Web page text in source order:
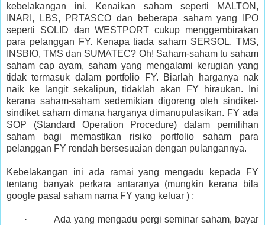
kebelakangan ini. Kenaikan saham seperti MALTON,
INARI, LBS, PRTASCO dan beberapa saham yang IPO
seperti SOLID dan WESTPORT cukup menggembirakan
para pelanggan FY. Kenapa tiada saham SERSOL, TMS,
INSBIO, TMS dan SUMATEC? Oh! Saham-saham tu saham
saham cap ayam, saham yang mengalami kerugian yang
tidak termasuk dalam portfolio FY. Biarlah harganya nak
naik ke langit sekalipun, tidaklah akan FY hiraukan. Ini
kerana saham-saham sedemikian digoreng oleh sindiket-
sindiket saham dimana harganya dimanupulasikan. FY ada
SOP (Standard Operation Procedure) dalam pemilihan
saham bagi memastikan risiko portfolio saham para
pelanggan FY rendah bersesuaian dengan pulangannya.
Kebelakangan ini ada ramai yang mengadu kepada FY
tentang banyak perkara antaranya (mungkin kerana bila
google pasal saham nama FY yang keluar ) ;
· Ada yang mengadu pergi seminar saham, bayar